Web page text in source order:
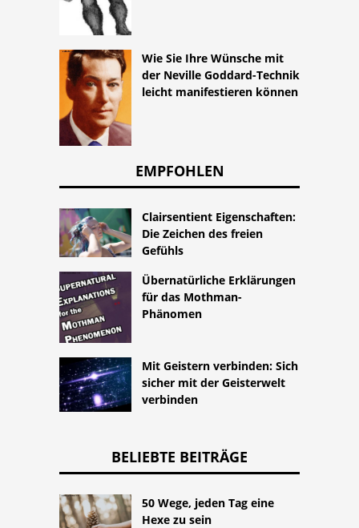
Wie Sie Ihre Wünsche mit
der Neville Goddard-Technik
leicht manifestieren können
EMPFOHLEN
Clairsentient Eigenschaften:
Die Zeichen des freien
Gefühls
Übernatürliche Erklärungen
für das Mothman-
Phänomen
Mit Geistern verbinden: Sich
sicher mit der Geisterwelt
verbinden
BELIEBTE BEITRÄGE
50 Wege, jeden Tag eine
Hexe zu sein